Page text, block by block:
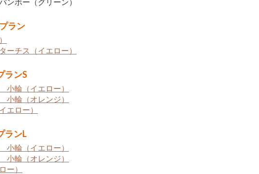
ラン
ーチス（イエロー）
ランS
輪（イエロー）
輪（オレンジ）
エロー）
ランL
輪（イエロー）
輪（オレンジ）
ー）